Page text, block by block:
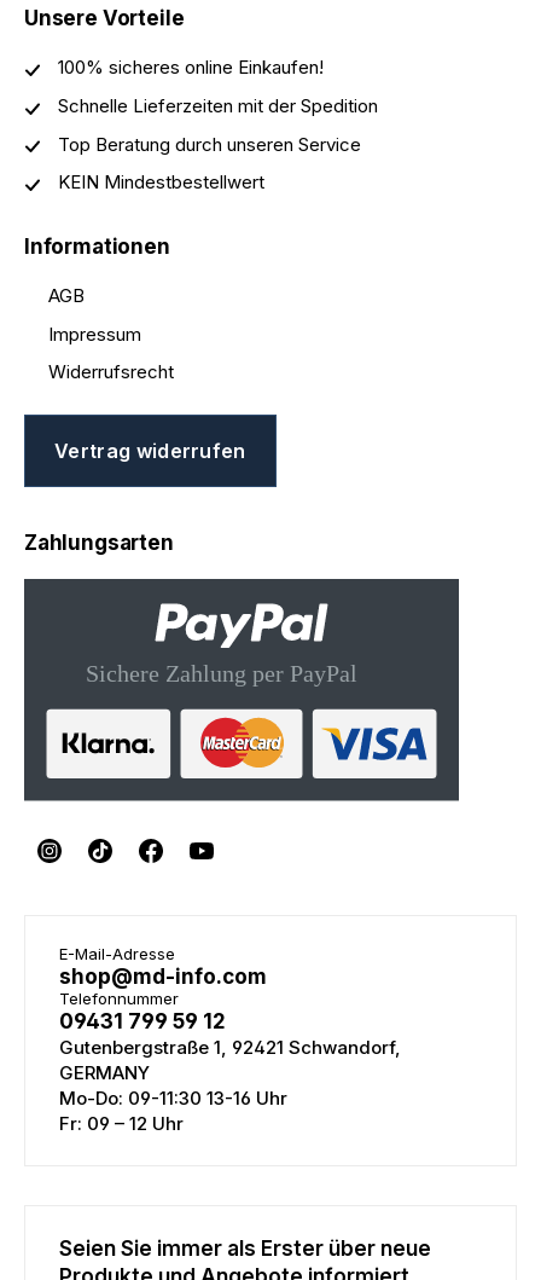
Unsere Vorteile
100% sicheres online Einkaufen!
Schnelle Lieferzeiten mit der Spedition
Top Beratung durch unseren Service
KEIN Mindestbestellwert
Informationen
AGB
Impressum
Widerrufsrecht
Vertrag widerrufen
Zahlungsarten
E-Mail-Adresse
shop@md-info.com
Telefonnummer
09431 799 59 12
Gutenbergstraße 1, 92421 Schwandorf,
GERMANY
Mo-Do: 09-11:30 13-16 Uhr
Fr: 09 – 12 Uhr
Seien Sie immer als Erster über neue